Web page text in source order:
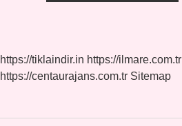
https://tiklaindir.in https://ilmare.com.tr
https://centaurajans.com.tr Sitemap